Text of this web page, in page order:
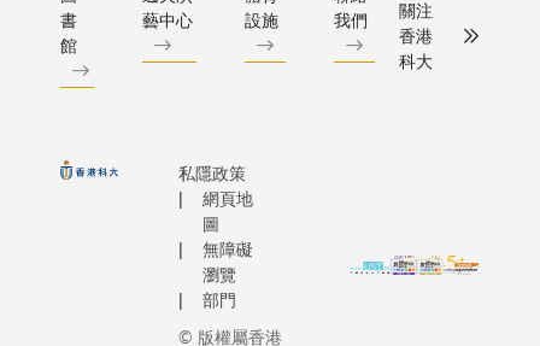
書
館
藝中心
設施
我們
關注
香港
科大
私隱政策
網頁地
圖
無障礙
瀏覽
部門
© 版權屬香港